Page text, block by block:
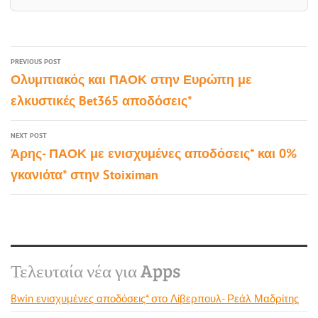
PREVIOUS POST
Ολυμπιακός και ΠΑΟΚ στην Ευρώπη με
ελκυστικές Bet365 αποδόσεις*
NEXT POST
Άρης- ΠΑΟΚ με ενισχυμένες αποδόσεις* και 0%
γκανιότα* στην Stoiximan
Τελευταία νέα για Apps
Bwin ενισχυμένες αποδόσεις* στο Λίβερπουλ- Ρεάλ Μαδρίτης